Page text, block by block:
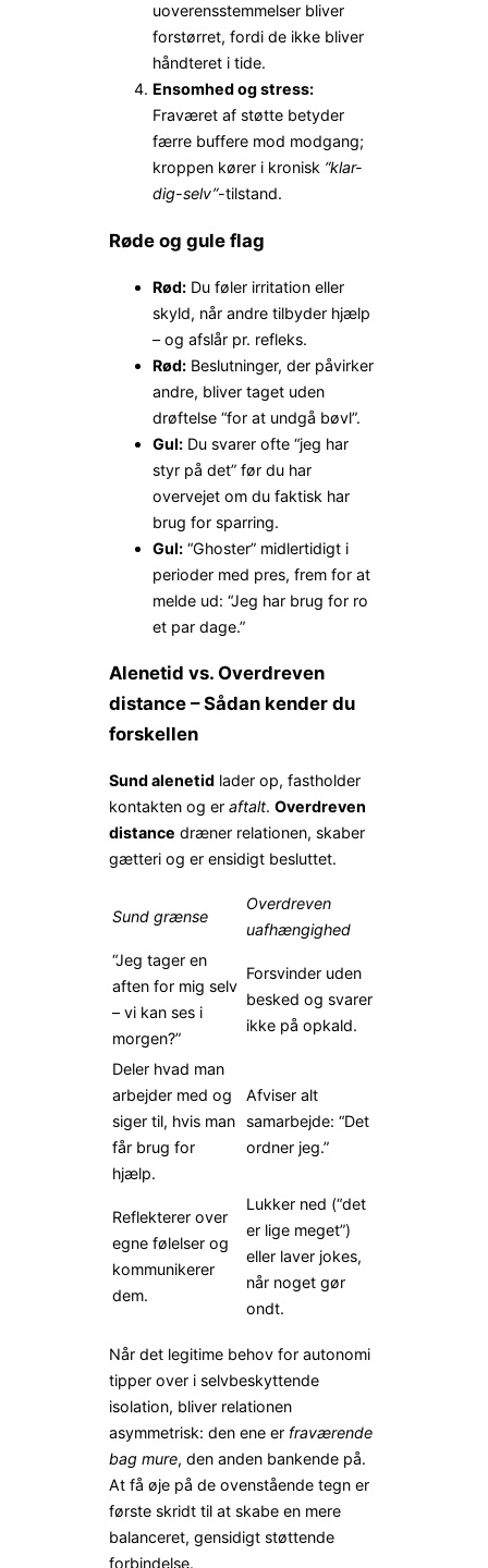
uoverensstemmelser bliver
forstørret, fordi de ikke bliver
håndteret i tide.
Ensomhed og stress:
Fraværet af støtte betyder
færre buffere mod modgang;
kroppen kører i kronisk “klar-
dig-selv”-tilstand.
Røde og gule flag
Rød: Du føler irritation eller
skyld, når andre tilbyder hjælp
– og afslår pr. refleks.
Rød: Beslutninger, der påvirker
andre, bliver taget uden
drøftelse “for at undgå bøvl”.
Gul: Du svarer ofte “jeg har
styr på det” før du har
overvejet om du faktisk har
brug for sparring.
Gul: “Ghoster” midlertidigt i
perioder med pres, frem for at
melde ud: “Jeg har brug for ro
et par dage.”
Alenetid vs. Overdreven
distance – Sådan kender du
forskellen
Sund alenetid lader op, fastholder
kontakten og er aftalt. Overdreven
distance dræner relationen, skaber
gætteri og er ensidigt besluttet.
Sund grænse
Overdreven
uafhængighed
“Jeg tager en
aften for mig selv
– vi kan ses i
morgen?”
Forsvinder uden
besked og svarer
ikke på opkald.
Deler hvad man
arbejder med og
siger til, hvis man
får brug for
hjælp.
Afviser alt
samarbejde: “Det
ordner jeg.”
Reflekterer over
egne følelser og
kommunikerer
dem.
Lukker ned (“det
er lige meget”)
eller laver jokes,
når noget gør
ondt.
Når det legitime behov for autonomi
tipper over i selvbeskyttende
isolation, bliver relationen
asymmetrisk: den ene er fraværende
bag mure, den anden bankende på.
At få øje på de ovenstående tegn er
første skridt til at skabe en mere
balanceret, gensidigt støttende
forbindelse.